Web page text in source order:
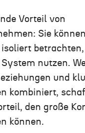
Vorteil von
Sie
nutzen.
und
kombiniert,
den große
können.